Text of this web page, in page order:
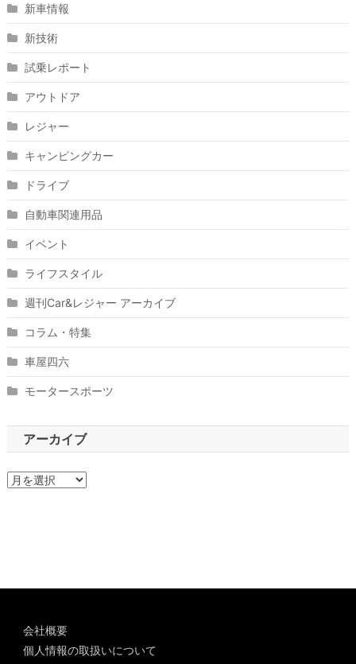
新車情報
新技術
試乗レポート
アウトドア
レジャー
キャンピングカー
ドライブ
自動車関連用品
イベント
ライフスタイル
週刊Car&レジャー アーカイブ
コラム・特集
車屋四六
モータースポーツ
アーカイブ
ア
会社概要
個人情報の取扱いについて